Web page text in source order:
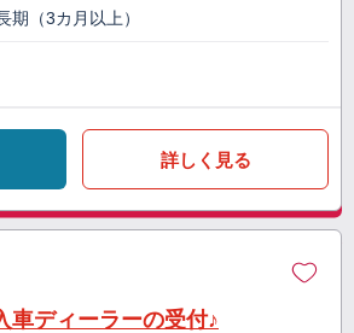
期（3カ月以上）
詳しく見る
ディーラーの受付♪